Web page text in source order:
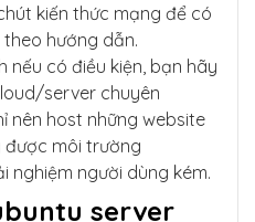
kiến thức mạng để có
hướng dẫn.
nếu có điều kiện, bạn hãy
server chuyên
nên host những website
được môi trường
nghiệm người dùng kém.
server